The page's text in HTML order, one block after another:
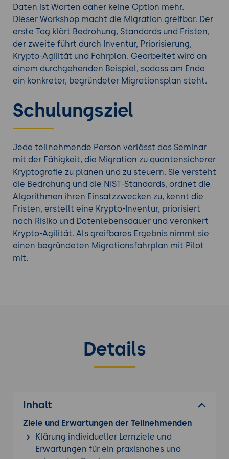
Daten ist Warten daher keine Option mehr.
Dieser Workshop macht die Migration greifbar. Der
erste Tag klärt Bedrohung, Standards und Fristen,
der zweite führt durch Inventur, Priorisierung,
Krypto-Agilität und Fahrplan. Gearbeitet wird an
einem durchgehenden Beispiel, sodass am Ende
ein konkreter, begründeter Migrationsplan steht.
Schulungsziel
Jede teilnehmende Person verlässt das Seminar
mit der Fähigkeit, die Migration zu quantensicherer
Kryptografie zu planen und zu steuern. Sie versteht
die Bedrohung und die NIST-Standards, ordnet die
Algorithmen ihren Einsatzzwecken zu, kennt die
Fristen, erstellt eine Krypto-Inventur, priorisiert
nach Risiko und Datenlebensdauer und verankert
Krypto-Agilität. Als greifbares Ergebnis nimmt sie
einen begründeten Migrationsfahrplan mit Pilot
mit.
Details
Inhalt
Ziele und Erwartungen der Teilnehmenden
Klärung individueller Lernziele und
Erwartungen für ein praxisnahes und